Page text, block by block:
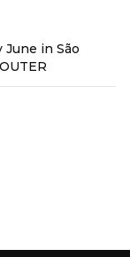
June in São